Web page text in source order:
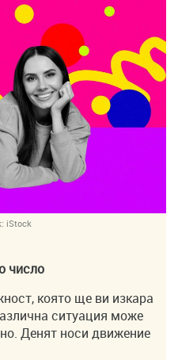
iStock
число
която ще ви изкара
ситуация може
Денят носи движение